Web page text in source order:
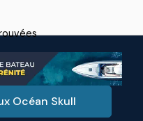
Océan Skull